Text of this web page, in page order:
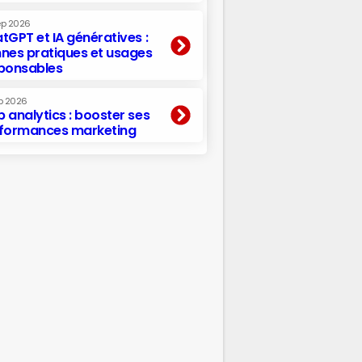
2026
et IA génératives :
pratiques et usages
2026
analytics : booster ses
marketing